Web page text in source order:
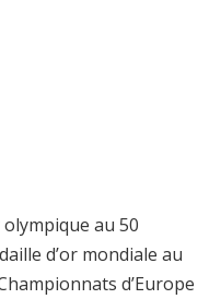
au 50
d’or mondiale au
d’Europe